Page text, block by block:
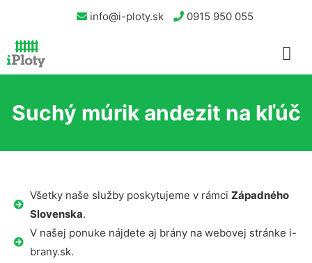
info@i-ploty.sk 0915 950 055
Suchý múrik andezit na kľúč
Všetky naše služby poskytujeme v rámci Západného
Slovenska.
V našej ponuke nájdete aj brány na webovej stránke i-
brany.sk.